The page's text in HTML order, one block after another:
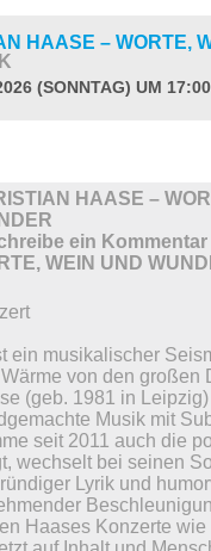
HAASE – WORTE,
(SONNTAG) UM
HAASE –
ein musikalischer
von den großen
(geb. 1981 in
Musik mit
seit 2011 auch die
wechselt bei seinen
Lyrik und
Haases Konzerte